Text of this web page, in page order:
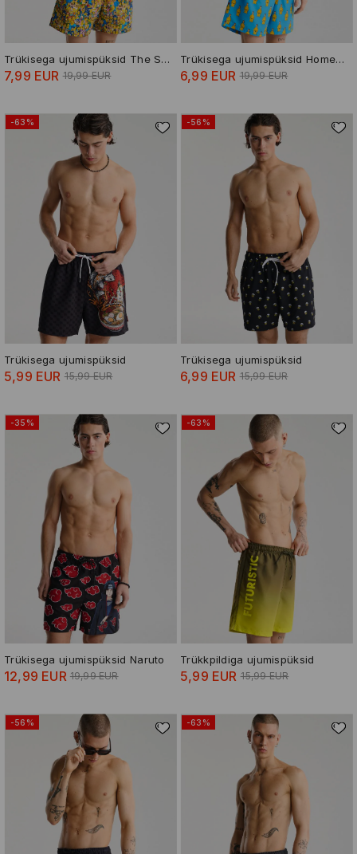
Trükisega ujumispüksid The Simpsons
7,99 EUR 19,99 EUR
Trükisega ujumispüksid Homer Simpson
6,99 EUR 19,99 EUR
-63%
Trükisega ujumispüksid
5,99 EUR 15,99 EUR
-56%
Trükisega ujumispüksid
6,99 EUR 15,99 EUR
-35%
Trükisega ujumispüksid Naruto
12,99 EUR 19,99 EUR
-63%
Trükkpildiga ujumispüksid
5,99 EUR 15,99 EUR
-56% -63%